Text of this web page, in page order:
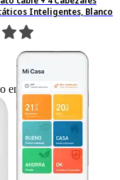
Inteligentes, Blanco
en 2 valoraciones